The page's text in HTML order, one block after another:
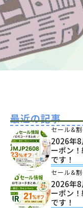
最近の記事
セール&
2026年8
ーポン
です！
セール&
2026年
ーポン
です！